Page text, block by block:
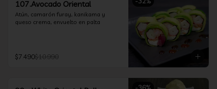
107.Avocado Oriental
Atún, camarón furay, kanikama y
queso crema, envuelto en palta
$7.490$10.990